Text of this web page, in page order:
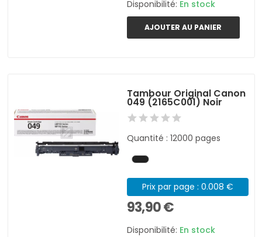
Disponibilité: En stock
AJOUTER AU PANIER
Tambour Original Canon
049 (2165C001) Noir
Quantité : 12000 pages
Prix par page : 0.008 €
93,90 €
Disponibilité: En stock